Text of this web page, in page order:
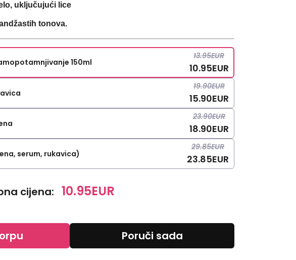
uključujući lice
tonova.
150ml
13.95EUR
10.95EUR
19.90EUR
15.90EUR
23.90EUR
18.90EUR
skin set (pjena, serum, rukavica)
29.85EUR
23.85EUR
cijena: 10.95EUR
Poruči sada